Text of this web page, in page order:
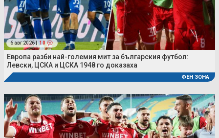
6 авг 2026 | 10
Европа разби най-големия мит за българския футбол:
Левски, ЦСКА и ЦСКА 1948 го доказаха
ФЕН ЗОНА